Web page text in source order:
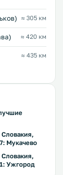
≈ 305 км
≈ 420 км
≈ 435 км
Мукачево
Ужгород